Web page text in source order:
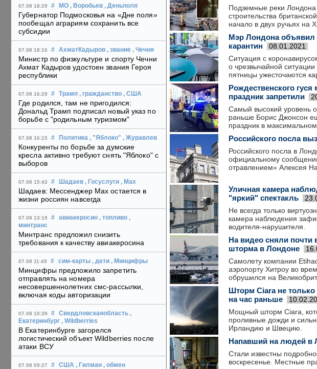
07.08 18:29 # МО , Воробьев , Деньполя
Губернатор Подмосковья на «Дне поля»
пообещал аграриям сохранить все
субсидии
07.08 18:16 # АхматКадыров , звание , Чечня
Министр по физкультуре и спорту Чечни
Ахмат Кадыров удостоен звания Героя
республики
07.08 16:29 # Трамп , гражданство , США
Где родился, там не пригодился:
Дональд Трамп подписал новый указ по
борьбе с "родильным туризмом"
07.08 16:15 # Политика , "Яблоко" , Журавлев
Конкуренты по борьбе за думские
кресла активно требуют снять "Яблоко" с
выборов
07.08 15:43 # Шадаев , Госуслуги , Max
Шадаев: Мессенджер Max остается в
жизни россиян навсегда
07.08 13:19 # авиакеросин , топливо ,
минтранс
Минтранс предложил снизить
требования к качеству авиакеросина
07.08 11:49 # сим-карты , дети , Минцифры
Минцифры предложило запретить
отправлять на номера
несовершеннолетних смс-рассылки,
включая коды авторизации
07.08 10:39 # Свердловскаяобласть ,
Екатеринбург , Wildberries
В Екатеринбурге загорелся
логистический объект Wildberries после
атаки ВСУ
07.08 09:27 # США , Гилман , обмен
Подземные реки
строительства
начало в двух ручьях на
Мэр Лондона объявил
карантин
08.01.2021
Ситуация с
о чрезвычайной
пятницы ужесточаются
Рождественского
праздник запретили
Самый высокий уровень
раньше Борис Джонсон
праздник в максимальном
Российского посла
Российского посла в
официальному
отравлением» Алексея
Уличная камера
"яркий" спектакль
Не всегда только
камера наблюдения
водителя-нарушителя.
На видео сняли почти
шторма в Лондоне
Самолету компании
аэропорту Хитроу во
обрушился на
Шторм Ciara не только
на час раньше
Мощный шторм Ciara,
проливные дожди и
Ирландию и Швецию.
Напавший на людей в
Стали известны
воскресенье. Местные